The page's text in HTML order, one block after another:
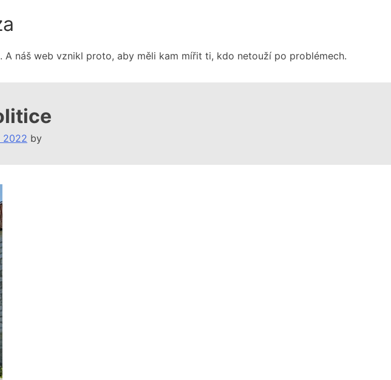
náš web vznikl proto, aby měli kam mířit ti, kdo netouží po problémech.
2022 by